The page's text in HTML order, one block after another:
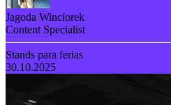
Jagoda Winciorek
Content Specialist
Stands para ferias
30.10.2025